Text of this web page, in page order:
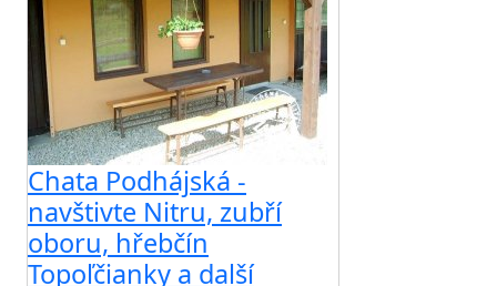
Chata Podhájská -
navštivte Nitru, zubří
oboru, hřebčín
Topoľčianky a další